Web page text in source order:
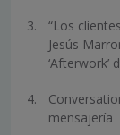
“Los
Jesús
‘Afterwork’
mensajería